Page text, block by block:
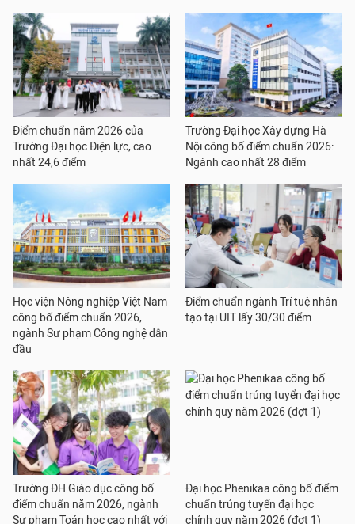
Điểm chuẩn năm 2026 của
Trường Đại học Điện lực, cao
nhất 24,6 điểm
Trường Đại học Xây dựng Hà
Nội công bố điểm chuẩn 2026:
Ngành cao nhất 28 điểm
Học viện Nông nghiệp Việt Nam
công bố điểm chuẩn 2026,
ngành Sư phạm Công nghệ dẫn
đầu
Điểm chuẩn ngành Trí tuệ nhân
tạo tại UIT lấy 30/30 điểm
Trường ĐH Giáo dục công bố
điểm chuẩn năm 2026, ngành
Sư phạm Toán học cao nhất với
Đại học Phenikaa công bố điểm
chuẩn trúng tuyển đại học
chính quy năm 2026 (đợt 1)